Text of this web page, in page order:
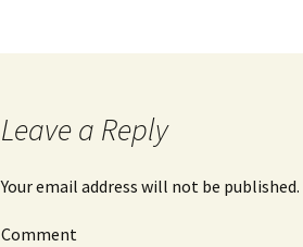
Leave a Reply
Your email address will not be published.
Comment